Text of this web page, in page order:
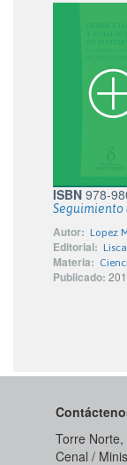
ISBN 978-
Seguimiento
Autor: Lopez
Editorial:
Materia:
Publicado:
Torre Norte,
Cenal /